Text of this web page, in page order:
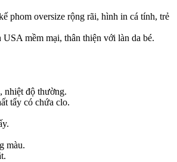
phom oversize rộng rãi, hình in cá tính, trẻ
mềm mại, thân thiện với làn da bé.
nhiệt độ thường.
tẩy có chứa clo.
màu.